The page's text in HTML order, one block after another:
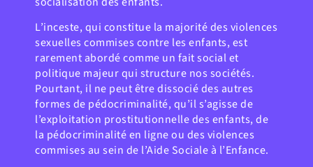
L’inceste, qui constitue la majorité des violences
sexuelles commises contre les enfants, est
rarement abordé comme un fait social et
politique majeur qui structure nos sociétés.
Pourtant, il ne peut être dissocié des autres
formes de pédocriminalité, qu’il s’agisse de
l’exploitation prostitutionnelle des enfants, de
la pédocriminalité en ligne ou des violences
commises au sein de l’Aide Sociale à l’Enfance.